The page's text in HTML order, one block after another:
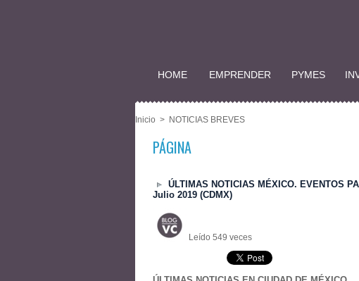
HOME EMPRENDER PYMES
Inicio > NOTICIAS BREVES
PÁGINA
ÚLTIMAS NOTICIAS MÉXICO. EVENTOS
Julio 2019 (CDMX)
Leído 549 veces